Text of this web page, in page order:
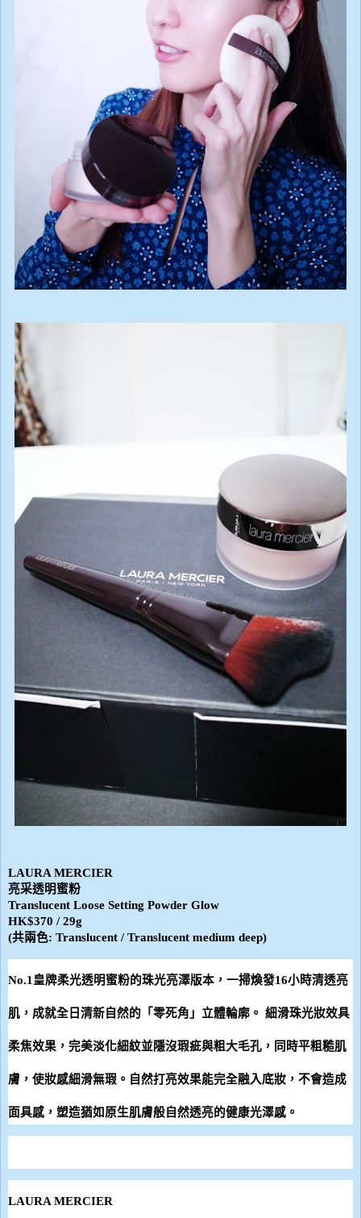
LAURA MERCIER
亮采透明蜜粉
Translucent Loose Setting Powder Glow
HK$370 / 29g
(共兩色: Translucent / Translucent medium deep)
No.1 皇牌柔光透明蜜粉的珠光亮澤版本，一掃煥發16小時清透亮
肌，成就全日清新自然的「零死角」立體輪廓。 細滑珠光妝效具
柔焦效果，完美淡化細紋並隱沒瑕疵與粗大毛孔，同時平粗糙肌
膚，使妝感細滑無瑕。自然打亮效果能完全融入底妝，不會造成
面具感，塑造猶如原生肌膚般自然透亮的健康光澤感。
LAURA MERCIER